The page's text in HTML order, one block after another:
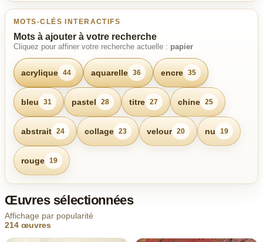
MOTS-CLÉS INTERACTIFS
Mots à ajouter à votre recherche
Cliquez pour affiner votre recherche actuelle : papier
acrylique 44 aquarelle 36 encre 35
bleu 31 pastel 28 titre 27 chine 25
abstrait 24 collage 23 velour 20 nu 19
rouge 19
Œuvres sélectionnées
Affichage par popularité
214 œuvres